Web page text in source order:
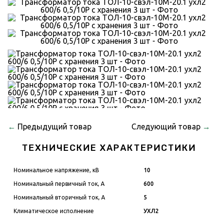
← Предыдущий товар Следующий товар →
ТЕХНИЧЕСКИЕ ХАРАКТЕРИСТИКИ
Номинальное напряжение, кВ 10
Номинальный первичный ток, А 600
Номинальный вторичный ток, А 5
Климатическое исполнение УХЛ2